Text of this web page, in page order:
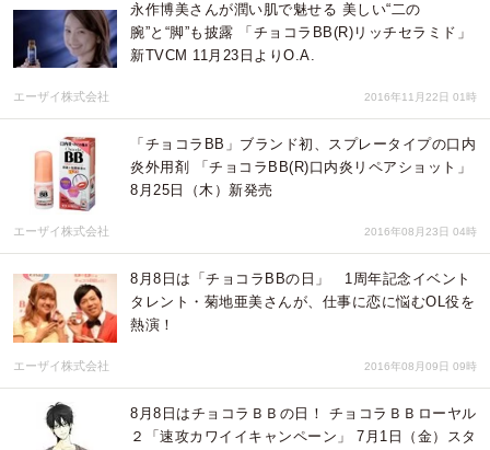
永作博美さんが潤い肌で魅せる 美しい“二の
腕”と“脚”も披露 「チョコラBB(R)リッチセラミド」
新TVCM 11月23日よりO.A.
エーザイ株式会社 2016年11月22日 01時
「チョコラBB」ブランド初、スプレータイプの口内
炎外用剤 「チョコラBB(R)口内炎リペアショット」
8月25日（木）新発売
エーザイ株式会社 2016年08月23日 04時
8月8日は「チョコラBBの日」 1周年記念イベント
タレント・菊地亜美さんが、仕事に恋に悩むOL役を
熱演！
エーザイ株式会社 2016年08月09日 09時
8月8日はチョコラＢＢの日！ チョコラＢＢローヤル
２「速攻カワイイキャンペーン」 7月1日（金）スタ